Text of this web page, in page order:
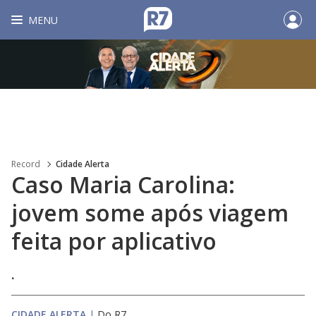
MENU
Record Cidade Alerta
Caso Maria Carolina:
jovem some após viagem
feita por aplicativo
.